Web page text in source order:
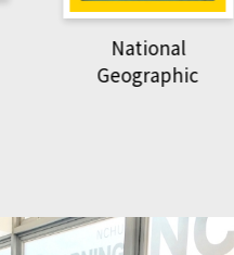
Harvard Business
Review